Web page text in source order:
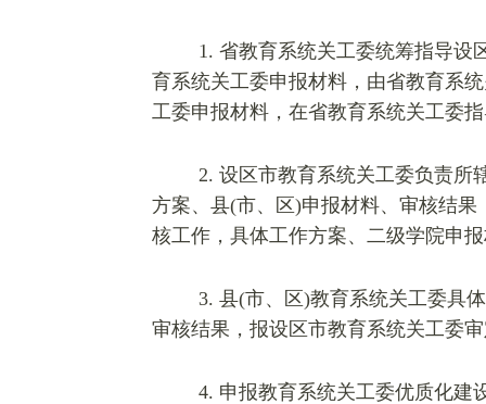
1. 省教育系统关工委统筹指导设
育系统关工委申报材料，由省教育系
工委申报材料，在省教育系统关工委
2. 设区市教育系统关工委负责所
方案、县(市、区)申报材料、审核结
核工作，具体工作方案、二级学院申
3. 县(市、区)教育系统关工委具
审核结果，报设区市教育系统关工委
4. 申报教育系统关工委优质化建